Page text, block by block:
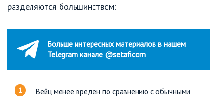
разделяются большинством:
Больше интересных материалов в нашем
Telegram канале @setaficom
Вейц менее вреден по сравнению с обычными